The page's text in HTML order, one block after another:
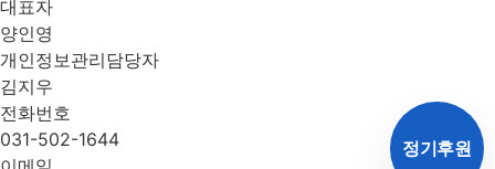
대표자
양인영
개인정보관리담당자
김지우
전화번호
031-502-1644
정기후원